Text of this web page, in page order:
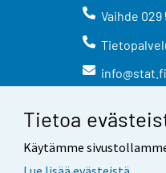
Tietoa
Käytämme
Vaihde 029
info@stat.fi